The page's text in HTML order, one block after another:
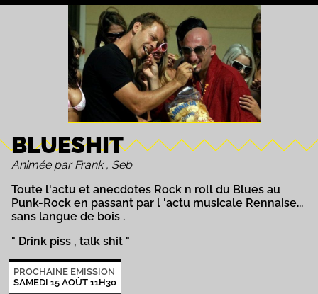
BLUESHIT
Animée par Frank , Seb
Toute l'actu et anecdotes Rock n roll du Blues au
Punk-Rock en passant par l 'actu musicale Rennaise...
sans langue de bois .
" Drink piss , talk shit "
PROCHAINE EMISSION
SAMEDI 15 AOÛT 11H30